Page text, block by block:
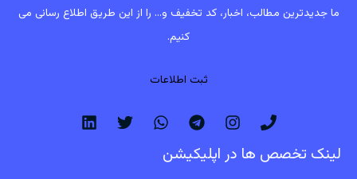
ما جدیدترین مطالب، اخبار، کد تخفیف و... را از این طریق اطلاع رسانی می
کنیم.
ثبت اطلاعات
لینک تخصص ها در اپلیکیشن